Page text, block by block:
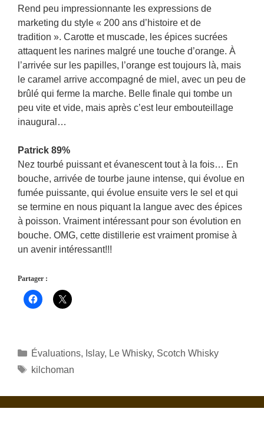
Rend peu impressionnante les expressions de
marketing du style « 200 ans d’histoire et de
tradition ». Carotte et muscade, les épices sucrées
attaquent les narines malgré une touche d’orange. À
l’arrivée sur les papilles, l’orange est toujours là, mais
le caramel arrive accompagné de miel, avec un peu de
brûlé qui ferme la marche. Belle finale qui tombe un
peu vite et vide, mais après c’est leur embouteillage
inaugural…
Patrick 89%
Nez tourbé puissant et évanescent tout à la fois… En
bouche, arrivée de tourbe jaune intense, qui évolue en
fumée puissante, qui évolue ensuite vers le sel et qui
se termine en nous piquant la langue avec des épices
à poisson. Vraiment intéressant pour son évolution en
bouche. OMG, cette distillerie est vraiment promise à
un avenir intéressant!!!
Partager :
Catégories
Évaluations, Islay, Le Whisky, Scotch Whisky
Étiquettes
kilchoman